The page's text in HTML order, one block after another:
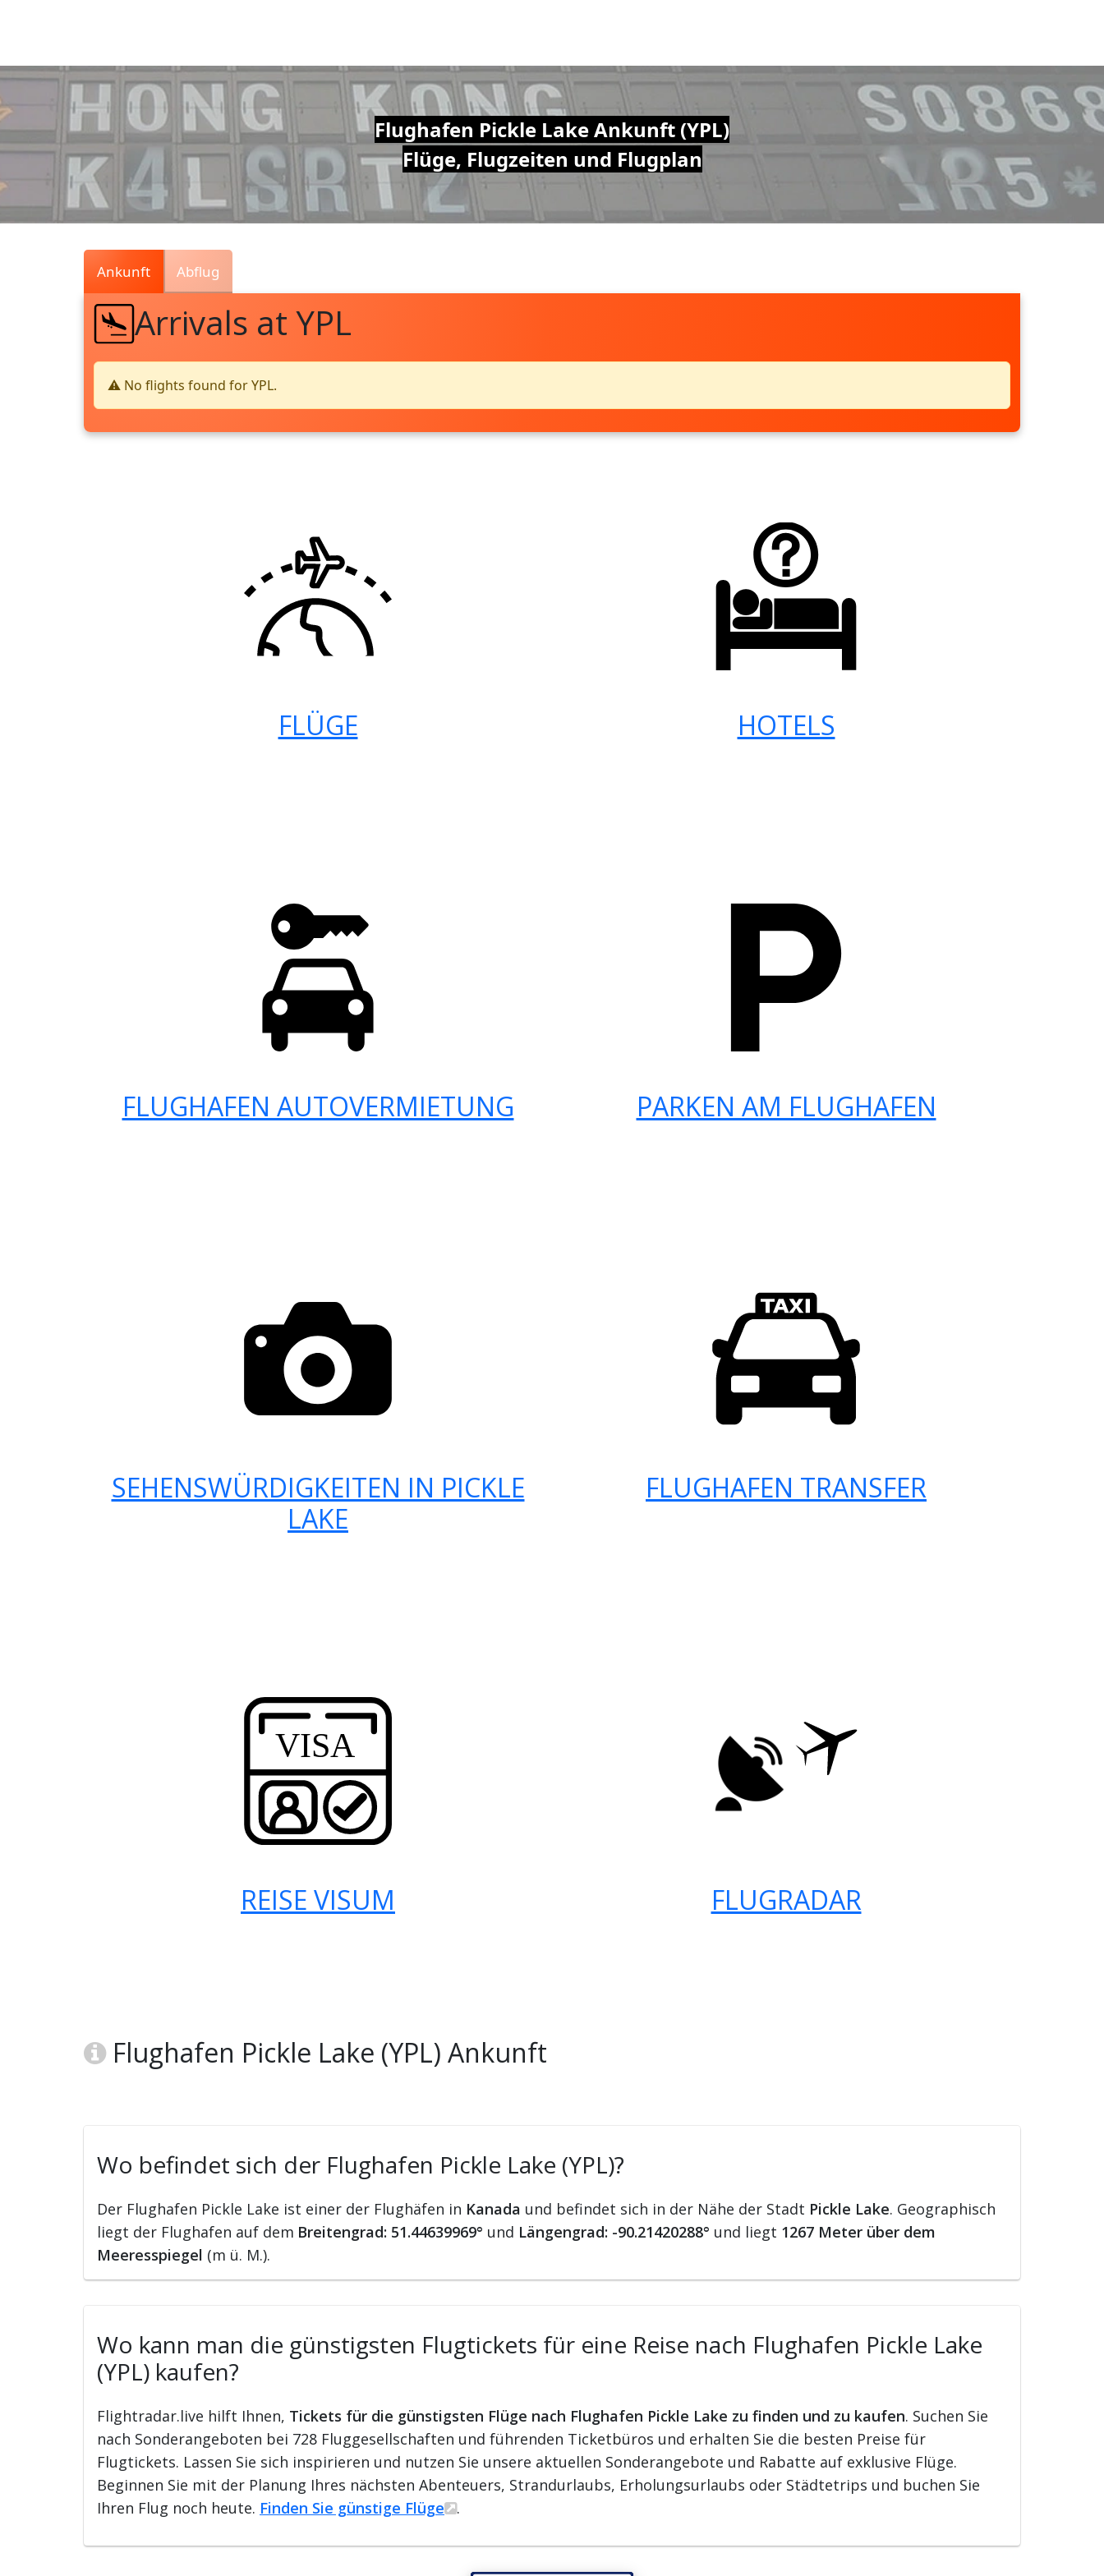
Traffic
Live
Flughafen Pickle Lake Ankunft (YPL)
Flüge, Flugzeiten und Flugplan
Ankunft Abflug
Arrivals at YPL
⚠️ No flights found for YPL.
FLÜGE HOTELS
FLUGHAFEN AUTOVERMIETUNG PARKEN AM FLUGHAFEN
SEHENSWÜRDIGKEITEN IN PICKLE
LAKE
FLUGHAFEN TRANSFER
REISE VISUM FLUGRADAR
Flughafen Pickle Lake (YPL) Ankunft
Wo befindet sich der Flughafen Pickle Lake (YPL)?
Der Flughafen Pickle Lake ist einer der Flughäfen in Kanada und befindet sich in der Nähe der Stadt Pickle Lake. Geographisch
liegt der Flughafen auf dem Breitengrad: 51.44639969° und Längengrad: -90.21420288° und liegt 1267 Meter über dem
Meeresspiegel (m ü. M.).
Wo kann man die günstigsten Flugtickets für eine Reise nach Flughafen Pickle Lake
(YPL) kaufen?
Flightradar.live hilft Ihnen, Tickets für die günstigsten Flüge nach Flughafen Pickle Lake zu finden und zu kaufen. Suchen Sie
nach Sonderangeboten bei 728 Fluggesellschaften und führenden Ticketbüros und erhalten Sie die besten Preise für
Flugtickets. Lassen Sie sich inspirieren und nutzen Sie unsere aktuellen Sonderangebote und Rabatte auf exklusive Flüge.
Beginnen Sie mit der Planung Ihres nächsten Abenteuers, Strandurlaubs, Erholungsurlaubs oder Städtetrips und buchen Sie
Ihren Flug noch heute. Finden Sie günstige Flüge .